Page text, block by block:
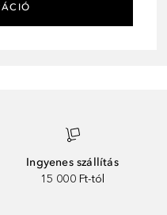
Ingyenes szállítás
15 000 Ft-tól